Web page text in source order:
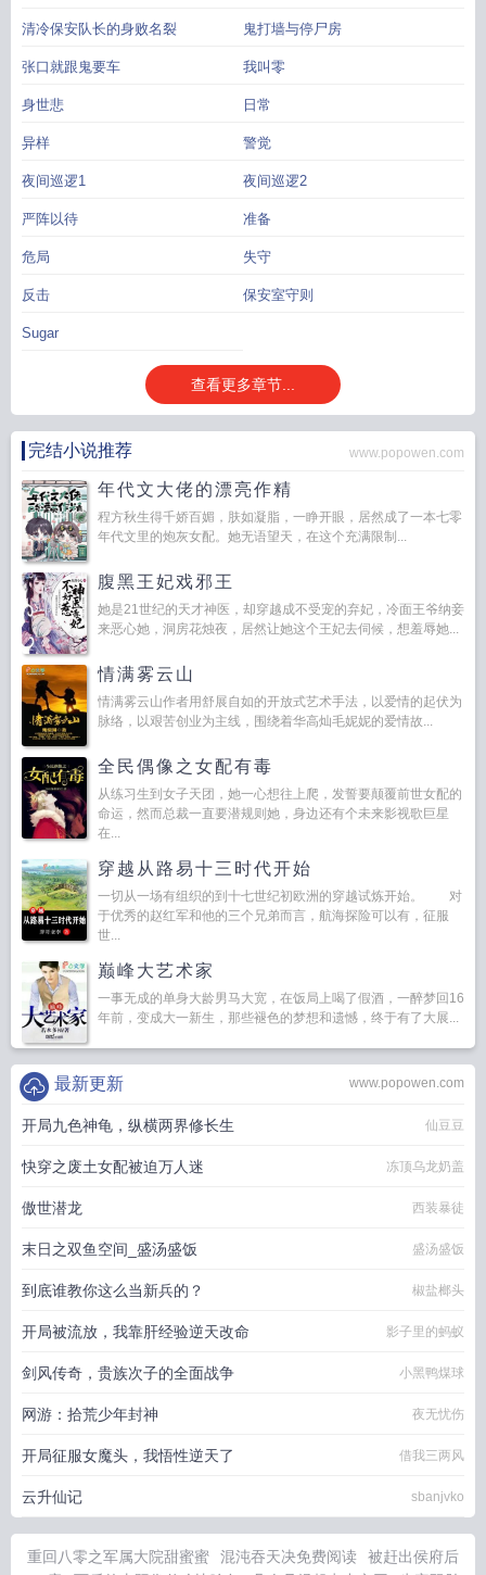
清冷保安队长的身败名裂 鬼打墙与停尸房
张口就跟鬼要车 我叫零
身世悲 日常
异样 警觉
夜间巡逻1 夜间巡逻2
严阵以待 准备
危局 失守
反击 保安室守则
Sugar
查看更多章节...
完结小说推荐 www.popowen.com
年代文大佬的漂亮作精
程方秋生得千娇百媚，肤如凝脂，一睁开眼，居然成了一本七零
年代文里的炮灰女配。她无语望天，在这个充满限制...
腹黑王妃戏邪王
她是21世纪的天才神医，却穿越成不受宠的弃妃，冷面王爷纳妾
来恶心她，洞房花烛夜，居然让她这个王妃去伺候，想羞辱她...
情满雾云山
情满雾云山作者用舒展自如的开放式艺术手法，以爱情的起伏为
脉络，以艰苦创业为主线，围绕着华高灿毛妮妮的爱情故...
全民偶像之女配有毒
从练习生到女子天团，她一心想往上爬，发誓要颠覆前世女配的
命运，然而总裁一直要潜规则她，身边还有个未来影视歌巨星
在...
穿越从路易十三时代开始
一切从一场有组织的到十七世纪初欧洲的穿越试炼开始。 对
于优秀的赵红军和他的三个兄弟而言，航海探险可以有，征服
世...
巅峰大艺术家
一事无成的单身大龄男马大宽，在饭局上喝了假酒，一醉梦回16
年前，变成大一新生，那些褪色的梦想和遗憾，终于有了大展...
www.popowen.com
最新更新
开局九色神龟，纵横两界修长生 仙豆豆
快穿之废土女配被迫万人迷 冻顶乌龙奶盖
傲世潜龙 西装暴徒
末日之双鱼空间_盛汤盛饭 盛汤盛饭
到底谁教你这么当新兵的？ 椒盐榔头
开局被流放，我靠肝经验逆天改命 影子里的蚂蚁
剑风传奇，贵族次子的全面战争 小黑鸭煤球
网游：拾荒少年封神 夜无忧伤
开局征服女魔头，我悟性逆天了 借我三两风
云升仙记 sbanjvko
重回八零之军属大院甜蜜蜜 混沌吞天决免费阅读
被赶出侯府后